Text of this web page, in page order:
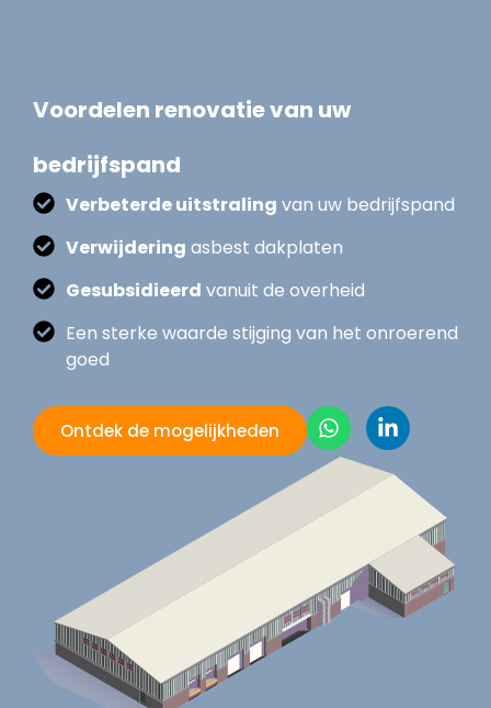
Voordelen renovatie van uw
bedrijfspand
Verbeterde uitstraling van uw bedrijfspand
Verwijdering asbest dakplaten
Gesubsidieerd vanuit de overheid
Een sterke waarde stijging van het onroerend
goed
Ontdek de mogelijkheden